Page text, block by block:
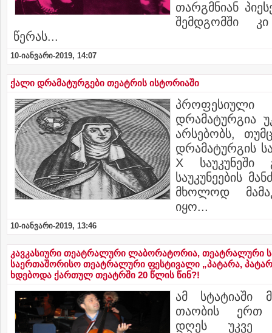
თარგმნიან
შემდგომში
წერას...
10-იანვარი-2019, 14:07
ქალი დრამატურგები თეატრის ისტორიაში
დრამატურგია
არსებობს,
დრამატურგის
X საუკუნეში
საუკუნეების
მხოლოდ
იყო...
10-იანვარი-2019, 13:46
კავკასიური თეატრალური ლაბორატორია, თეატრალური
საერთაშორისო თეატრალური ფესტივალი „პატარა,
ხდებოდა ქართულ თეატრში 20 წლის წინ?!
ამ სტატიაში
თაობის ერთ
დღეს უკვე